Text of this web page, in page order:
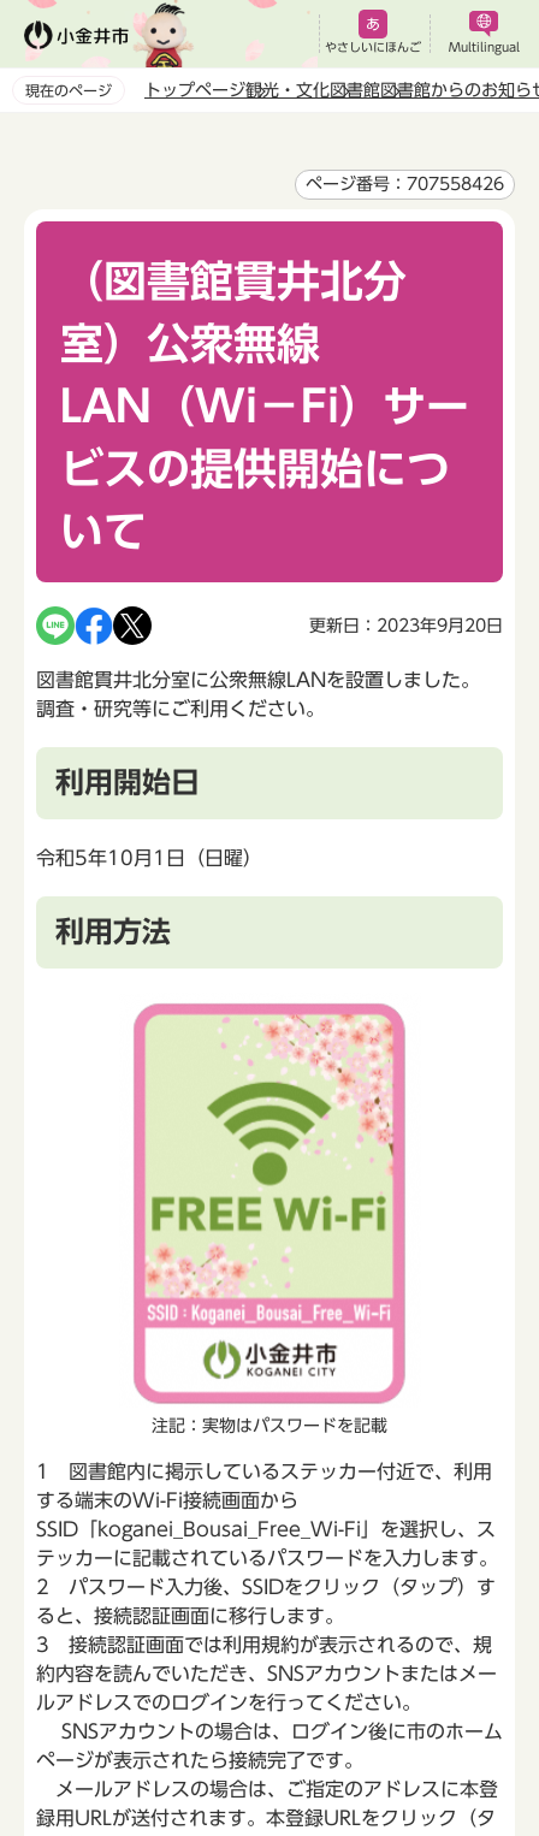
ペ
やさしいにほんご Multilingual
現在のページ トップページ観光・文化 図書館 図書館からのお知ら
ページ番号：707558426
（図書館貫井北分
室）公衆無線
LAN（Wi－Fi）サー
ビスの提供開始につ
いて
更新日：2023年9月20日
図書館貫井北分室に公衆無線LANを設置しました。
調査・研究等にご利用ください。
利用開始日
令和5年10月1日（日曜）
利用方法
注記：実物はパスワードを記載
1 図書館内に掲示しているステッカー付近で、利用
する端末のWi-Fi接続画面から
SSID「koganei_Bousai_Free_Wi-Fi」を選択し、ス
テッカーに記載されているパスワードを入力します。
2 パスワード入力後、SSIDをクリック（タップ）す
ると、接続認証画面に移行します。
3 接続認証画面では利用規約が表示されるので、規
約内容を読んでいただき、SNSアカウントまたはメー
ルアドレスでのログインを行ってください。
SNSアカウントの場合は、ログイン後に市のホーム
ページが表示されたら接続完了です。
メールアドレスの場合は、ご指定のアドレスに本登
録用URLが送付されます。本登録URLをクリック（タ